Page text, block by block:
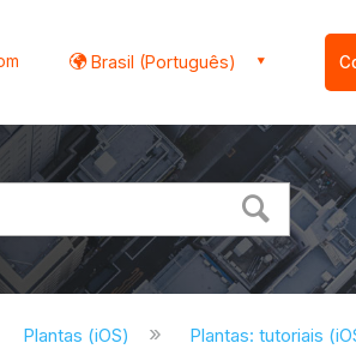
Brasil (Português)
Plantas (iOS) Plantas: tutoriais